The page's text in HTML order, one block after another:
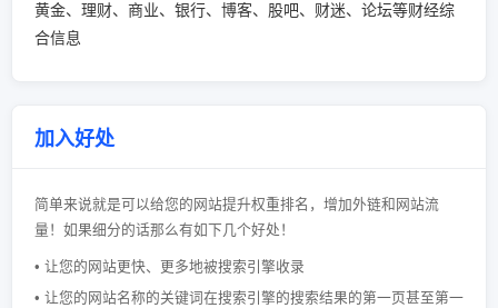
黄金、理财、商业、银行、博客、股吧、财迷、论坛等财经综
合信息
加入好处
简单来说就是可以给您的网站提升权重排名，增加外链和网站流
量！如果细分的话那么有如下几个好处！
• 让您的网站更快、更多地被搜索引擎收录
• 让您的网站名称的关键词在搜索引擎的搜索结果的第一页甚至第一